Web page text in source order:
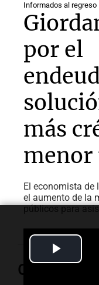
Informados al regreso
por el
más
menor
El economista de
el aumento de la
públicos para
Opinión